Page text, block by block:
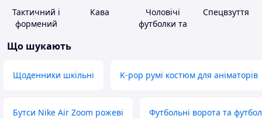
Тактичний і
формений
Кава
Чоловічі
футболки та
Спецвзуття
Що шукають
Щоденники шкільні K-pop румі костюм для аніматорів
Бутси Nike Air Zoom рожеві Футбольні ворота та